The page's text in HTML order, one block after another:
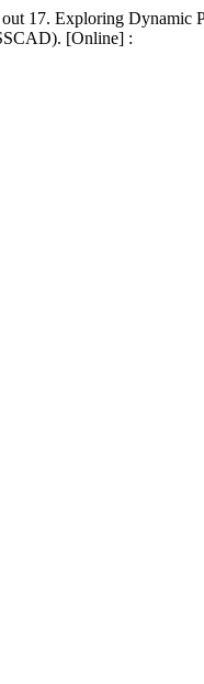
17. Exploring Dynamic
[Online] :